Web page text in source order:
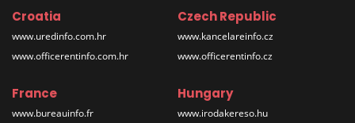
Croatia
www.uredinfo.com.hr
www.officerentinfo.com.hr
Czech Republic
www.kancelareinfo.cz
www.officerentinfo.cz
France
www.bureauinfo.fr
Hungary
www.irodakereso.hu